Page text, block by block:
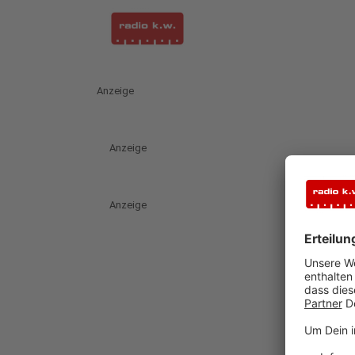
Anzeige
Anzeige
Anzeige